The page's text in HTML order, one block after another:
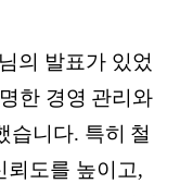
의 발표가 있었
한 경영 관리와
습니다. 특히 철
뢰도를 높이고,